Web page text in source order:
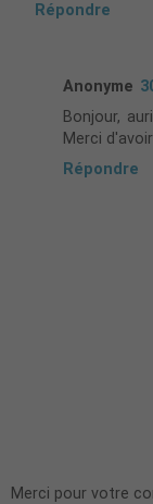
Répondre
Anonyme
Bonjour,
Merci
Répondre
Merci pour votre